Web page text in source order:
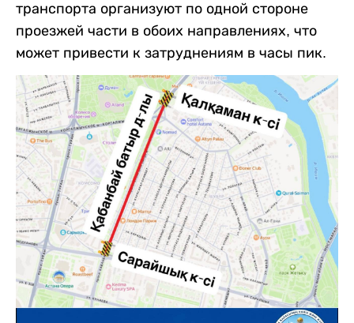
транспорта организуют по одной стороне
проезжей части в обоих направлениях, что
может привести к затруднениям в часы пик.